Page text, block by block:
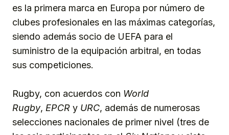
es la primera marca en Europa por número de
clubes profesionales en las máximas categorías,
siendo además socio de UEFA para el
suministro de la equipación arbitral, en todas
sus competiciones.
Rugby, con acuerdos con World
Rugby, EPCR y URC, además de numerosas
selecciones nacionales de primer nivel (tres de